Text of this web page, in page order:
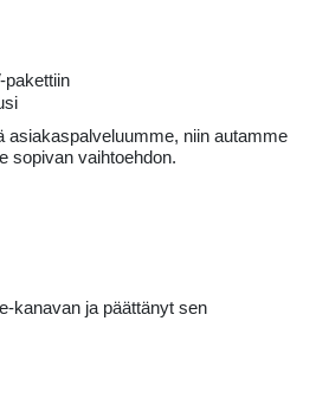
pakettiin
asiakaspalveluumme, niin autamme
sopivan vaihtoehdon.
kanavan ja päättänyt sen